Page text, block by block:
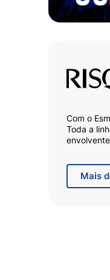
Com o
Toda a
e crie
Apaixone-
Mais